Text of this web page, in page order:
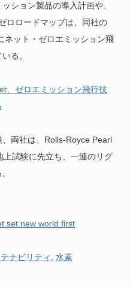
ション製品の導入計画や、
ロロードマップは、同社の
ネット・ゼロエミッション飛
る。
、ゼロエミッション飛行技
両社は、Rolls-Royce Pearl
試験に先立ち、一連のリグ
set new world first
ナビリティ 水素